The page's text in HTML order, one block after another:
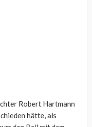
Robert Hartmann
hätte, als